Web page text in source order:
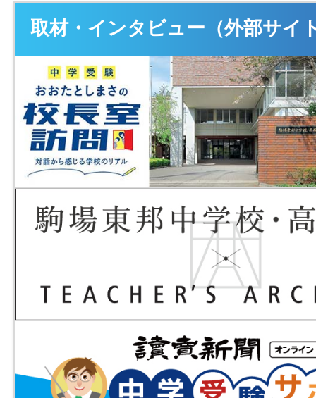
取材・インタビュー（外部サイ